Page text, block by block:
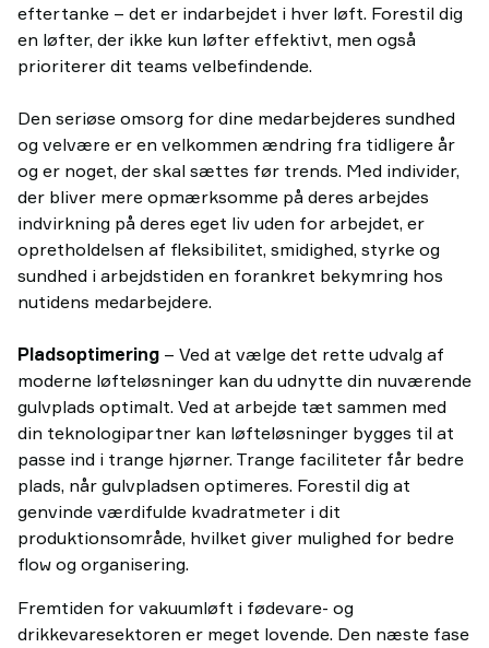
eftertanke – det er indarbejdet i hver løft. Forestil dig
en løfter, der ikke kun løfter effektivt, men også
prioriterer dit teams velbefindende.
Den seriøse omsorg for dine medarbejderes sundhed
og velvære er en velkommen ændring fra tidligere år
og er noget, der skal sættes før trends. Med individer,
der bliver mere opmærksomme på deres arbejdes
indvirkning på deres eget liv uden for arbejdet, er
opretholdelsen af fleksibilitet, smidighed, styrke og
sundhed i arbejdstiden en forankret bekymring hos
nutidens medarbejdere.
Pladsoptimering – Ved at vælge det rette udvalg af
moderne løfteløsninger kan du udnytte din nuværende
gulvplads optimalt. Ved at arbejde tæt sammen med
din teknologipartner kan løfteløsninger bygges til at
passe ind i trange hjørner. Trange faciliteter får bedre
plads, når gulvpladsen optimeres. Forestil dig at
genvinde værdifulde kvadratmeter i dit
produktionsområde, hvilket giver mulighed for bedre
flow og organisering.
Fremtiden for vakuumløft i fødevare- og
drikkevaresektoren er meget lovende. Den næste fase